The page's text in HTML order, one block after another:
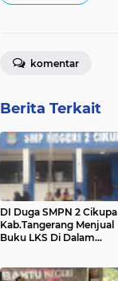
komentar
Berita Terkait
DI Duga SMPN 2 Cikupa
Kab.Tangerang Menjual
Buku LKS Di Dalam